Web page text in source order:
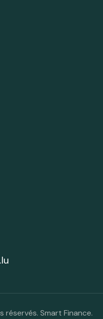
Smart Finance.